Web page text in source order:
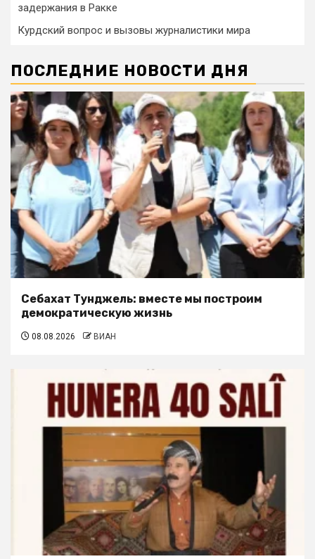
задержания в Ракке
Курдский вопрос и вызовы журналистики мира
ПОСЛЕДНИЕ НОВОСТИ ДНЯ
Себахат Тунджель: вместе мы построим
демократическую жизнь
08.08.2026 ВИАН